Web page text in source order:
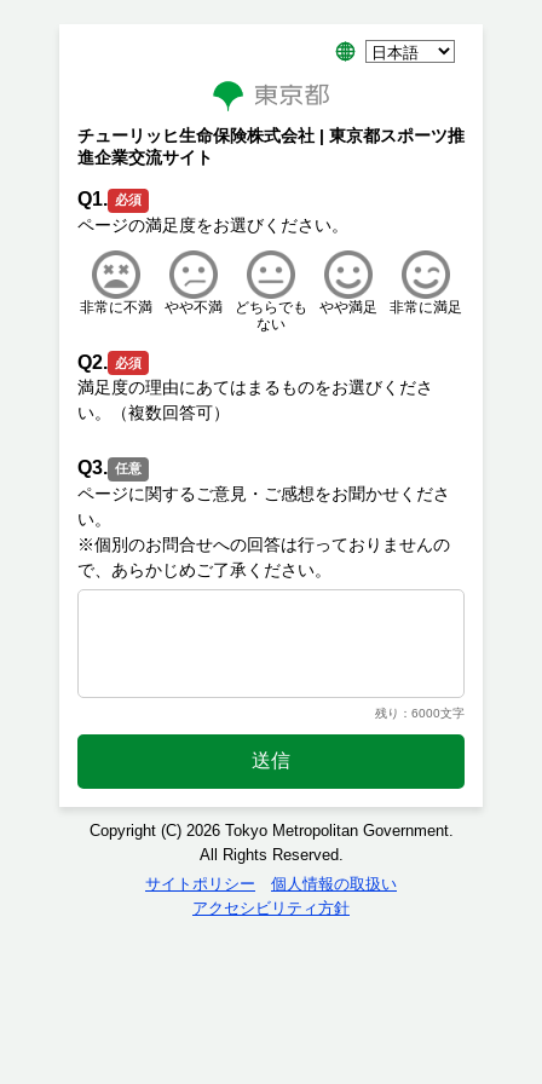
チューリッヒ生命保険株式会社 | 東京都スポーツ推
進企業交流サイト
Q1. 必須
非常に不満 やや不満
どちらでも
ない
やや満足 非常に満足
Q2. 必須
満足度の理由にあてはまるものをお選びくださ
Q3. 任意
ページに関するご意見・ご感想をお聞かせくださ
い。
※個別のお問合せへの回答は行っておりませんの
残り：6000文字
送信
Copyright (C) 2026 Tokyo Metropolitan Government.
All Rights Reserved.
サイトポリシー
個人情報の取扱い
アクセシビリティ方針